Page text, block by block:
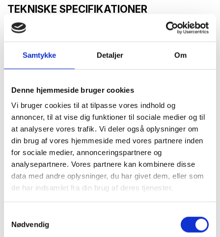
Samtykke Detaljer Om
Denne hjemmeside bruger cookies
Vi bruger cookies til at tilpasse vores indhold og
annoncer, til at vise dig funktioner til sociale medier og til
at analysere vores trafik. Vi deler også oplysninger om
din brug af vores hjemmeside med vores partnere inden
for sociale medier, annonceringspartnere og
analysepartnere. Vores partnere kan kombinere disse
data med andre oplysninger, du har givet dem, eller som
de har indsamlet fra din brug af deres tjenester.
Nødvendig
TEKNISKE SPECIFIKATIONER
Effekt
S/N 12521518 - Dato:040497
RELATEREDE PRODUKTER